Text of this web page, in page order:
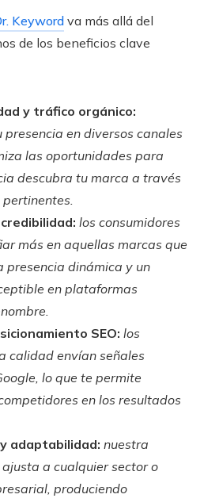
Keywordva más allá del
de los beneficios clave
y tráfico orgánico:
en diversos canales
las oportunidades para
descubra tu marca a través
los consumidores
más en aquellas marcas que
presencia dinámica y un
en plataformas
SEO: los
calidad envían señales
lo que te permite
en los resultados
adaptabilidad: nuestra
a cualquier sector o
produciendo